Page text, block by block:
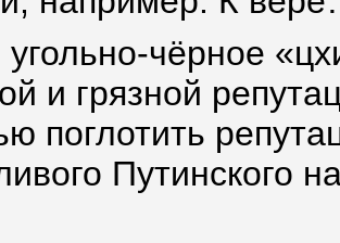
угольно-чёрное
и грязной
поглотить
Путинского